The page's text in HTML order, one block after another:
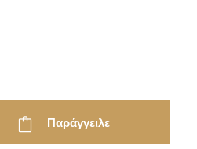
Παράγγειλε